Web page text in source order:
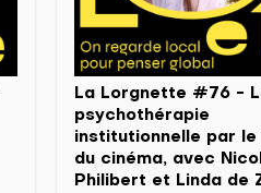
La Lorgnette #76 -
psychothérapie
institutionnelle par le
du cinéma, avec
Philibert et Linda de